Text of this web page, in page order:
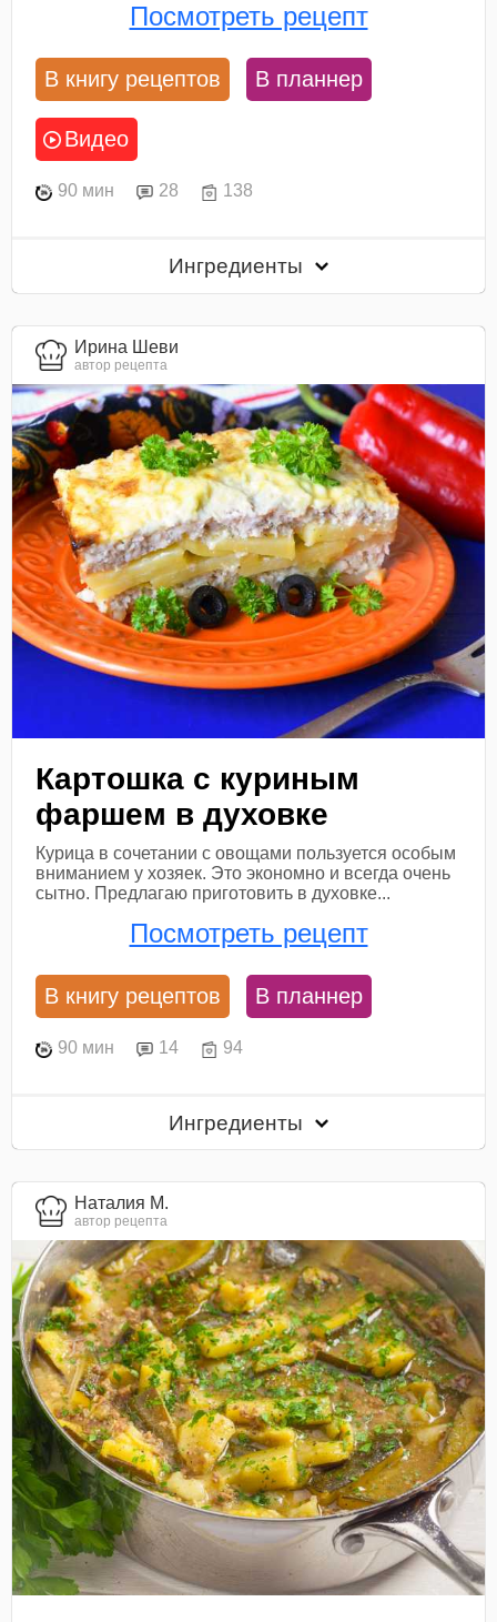
Посмотреть рецепт
В книгу рецептов В планнер
Видео
90 мин 28 138
Ингредиенты
Ирина Шеви
автор рецепта
Картошка с куриным
фаршем в духовке
Курица в сочетании с овощами пользуется особым
вниманием у хозяек. Это экономно и всегда очень
сытно. Предлагаю приготовить в духовке...
Посмотреть рецепт
В книгу рецептов В планнер
90 мин 14 94
Ингредиенты
Наталия М.
автор рецепта